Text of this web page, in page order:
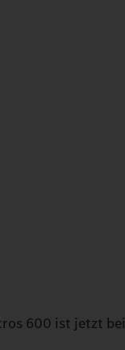
600 ist jetzt